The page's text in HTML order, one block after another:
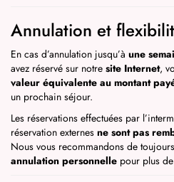
Annulation et
En cas d’annulation jusqu’à une
avez réservé sur notre site Internet,
valeur équivalente au montant
un prochain séjour.
Les réservations effectuées par
réservation externes ne sont pas
Nous vous recommandons de
annulation personnelle pour plus